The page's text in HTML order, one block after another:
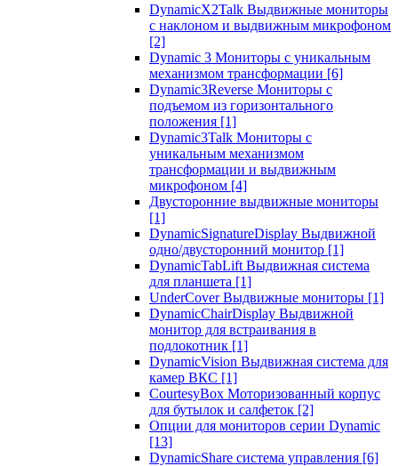
DynamicX2Talk Выдвижные мониторы
с наклоном и выдвижным микрофоном
[2]
Dynamic 3 Мониторы с уникальным
механизмом трансформации [6]
Dynamic3Reverse Мониторы с
подъемом из горизонтального
положения [1]
Dynamic3Talk Мониторы с
уникальным механизмом
трансформации и выдвижным
микрофоном [4]
Двусторонние выдвижные мониторы
[1]
DynamicSignatureDisplay Выдвижной
одно/двусторонний монитор [1]
DynamicTabLift Выдвижная система
для планшета [1]
UnderCover Выдвижные мониторы [1]
DynamicChairDisplay Выдвижной
монитор для встраивания в
подлокотник [1]
DynamicVision Выдвижная система для
камер ВКС [1]
CourtesyBox Моторизованный корпус
для бутылок и салфеток [2]
Опции для мониторов серии Dynamic
[13]
DynamicShare система управления [6]